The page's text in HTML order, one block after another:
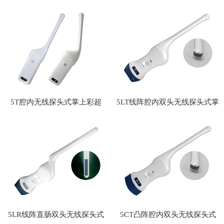
超
5T腔内无线探头式掌上彩超 5LT线阵腔内双头无线探头式掌
5LR线阵直肠双头无线探头式 5CT凸阵腔内双头无线探头式